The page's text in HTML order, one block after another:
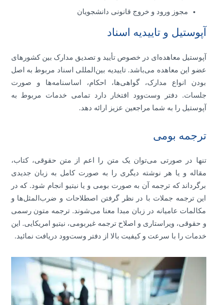
مجوز ورود و خروج قانونی دانشجویان
آپوستیل و تاییدیه اسناد
آپوستیل معاهده‌ای در خصوص تأیید و تصدیق مدارک بین کشورهای
عضو این معاهده می‌باشد. تاییدیه بین‌المللی اسناد مربوط به اصل
بودن انواع مدارک، گواهی‌ها، احکام، اساسنامه‌ها و صورت
جلسات. دفتر وست‌وود افتخار دارد تمامی خدمات مربوط به
آپوستیل را به شما مراجعین عزیز ارائه دهد.
ترجمه بومی
تنها در صورتی می‌توان یک متن را اعم از متن حقوقی، کتاب،
مقاله و یا هر نوشته دیگری را به صورت کامل به زبان جدیدی
برگرداند که ترجمه آن به صورت بومی و یا نیتیو انجام شود. که در
این ترجمه جملات با در نظر گرفتن اصطلاحات و ضرب‌المثل‌ها و
مکالمات عامیانه در زبان مبدا معنا می‌شوند. ترجمه‌ متون رسمی
و حقوقی، ویراستاری و اصلاح ترجمه غیربومی، نیتیو امریکایی. این
خدمات را با سرعت و کیفیت بالا از دفتر وست‌وود دریافت نمائید.